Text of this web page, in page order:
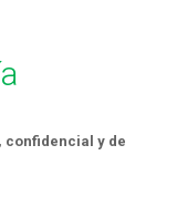
confidencial y de